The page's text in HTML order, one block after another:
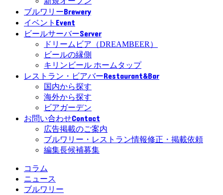
ブルワリーBrewery
イベント Event
ビールサーバーServer
ドリームビア（DREAMBEER）
ビールの縁側
キリンビール ホームタップ
レストラン・ビアバーRestaurant&Bar
国内から探す
海外から探す
ビアガーデン
お問い合わせContact
広告掲載のご案内
ブルワリー・レストラン情報修正・掲載依頼
編集長候補募集
コラム
ニュース
ブルワリー